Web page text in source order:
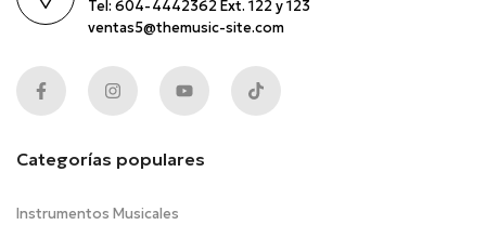
Tel: 604-4442362 Ext. 122 y 123
ventas5@themusic-site.com
Categorías populares
Instrumentos Musicales